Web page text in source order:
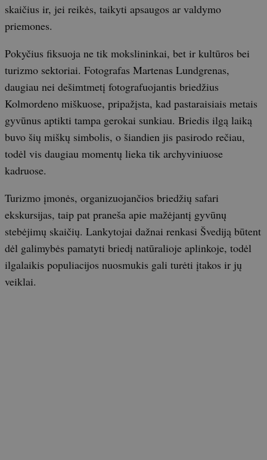
skaičius ir, jei reikės, taikyti apsaugos ar valdymo
priemones.
Pokyčius fiksuoja ne tik mokslininkai, bet ir kultūros bei
turizmo sektoriai. Fotografas Martenas Lundgrenas,
daugiau nei dešimtmetį fotografuojantis briedžius
Kolmordeno miškuose, pripažįsta, kad pastaraisiais metais
gyvūnus aptikti tampa gerokai sunkiau. Briedis ilgą laiką
buvo šių miškų simbolis, o šiandien jis pasirodo rečiau,
todėl vis daugiau momentų lieka tik archyviniuose
kadruose.
Turizmo įmonės, organizuojančios briedžių safari
ekskursijas, taip pat praneša apie mažėjantį gyvūnų
stebėjimų skaičių. Lankytojai dažnai renkasi Švediją būtent
dėl galimybės pamatyti briedį natūralioje aplinkoje, todėl
ilgalaikis populiacijos nuosmukis gali turėti įtakos ir jų
veiklai.